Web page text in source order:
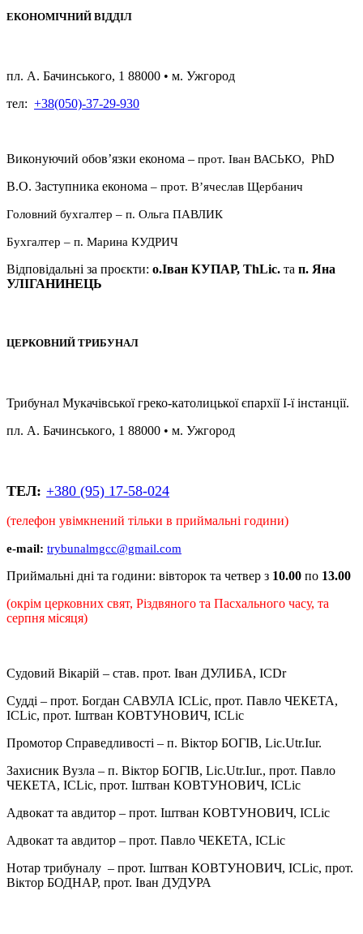
ЕКОНОМІЧНИЙ ВІДДІЛ
пл. А. Бачинського, 1 88000 • м. Ужгород
тел: +38(050)-37-29-930
Виконуючий обовʼязки економа – прот. Іван ВАСЬКО, PhD
В.О. Заступника економа – прот. Вʼячеслав Щербанич
Головний бухгалтер – п. Ольга ПАВЛИК
Бухгалтер – п. Марина КУДРИЧ
Відповідальні за проєкти: о.Іван КУПАР, ThLic. та п. Яна
УЛІГАНИНЕЦЬ
ЦЕРКОВНИЙ ТРИБУНАЛ
Трибунал Мукачівської греко-католицької єпархії І-ї інстанції.
пл. А. Бачинського, 1 88000 • м. Ужгород
ТЕЛ: +380 (95) 17-58-024
(телефон увімкнений тільки в приймальні години)
e-mail: trybunalmgcc@gmail.com
Приймальні дні та години: вівторок та четвер з 10.00 по 13.00
(окрім церковних свят, Різдвяного та Пасхального часу, та
серпня місяця)
Судовий Вікарій – став. прот. Іван ДУЛИБА, ICDr
Судді – прот. Богдан САВУЛА ICLic, прот. Павло ЧЕКЕТА,
ICLic, прот. Іштван КОВТУНОВИЧ, ICLic
Промотор Справедливості – п. Віктор БОГІВ, Lic.Utr.Iur.
Захисник Вузла – п. Віктор БОГІВ, Lic.Utr.Iur., прот. Павло
ЧЕКЕТА, ICLic, прот. Іштван КОВТУНОВИЧ, ICLic
Адвокат та авдитор – прот. Іштван КОВТУНОВИЧ, ICLic
Адвокат та авдитор – прот. Павло ЧЕКЕТА, ICLic
Нотар трибуналу – прот. Іштван КОВТУНОВИЧ, ICLic, прот.
Віктор БОДНАР, прот. Іван ДУДУРА